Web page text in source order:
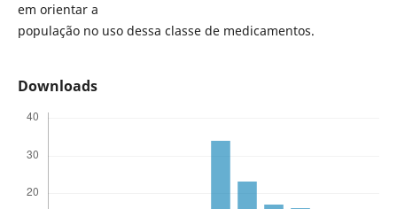
em orientar a
população no uso dessa classe de medicamentos.
Downloads